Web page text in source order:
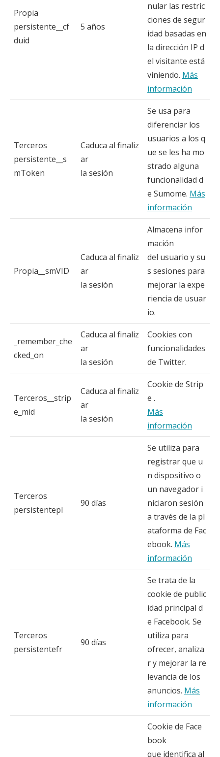
Propia
persistente__cf
duid
5 años
nular las restric
ciones de segur
idad basadas en
la dirección IP d
el visitante está
viniendo. Más
información
Terceros
persistente__s
mToken
Caduca al finaliz
ar
la sesión
Se usa para
diferenciar los
usuarios a los q
ue se les ha mo
strado alguna
funcionalidad d
e Sumome. Más
información
Propia__smVID
Caduca al finaliz
ar
la sesión
Almacena infor
mación
del usuario y su
s sesiones para
mejorar la expe
riencia de usuar
io.
_remember_che
cked_on
Caduca al finaliz
ar
la sesión
Cookies con
funcionalidades
de Twitter.
Terceros__strip
e_mid
Caduca al finaliz
ar
la sesión
Cookie de Strip
e .
Más
información
Terceros
persistentepl
90 días
Se utiliza para
registrar que u
n dispositivo o
un navegador i
niciaron sesión
a través de la pl
ataforma de Fac
ebook. Más
información
Terceros
persistentefr
90 días
Se trata de la
cookie de public
idad principal d
e Facebook. Se
utiliza para
ofrecer, analiza
r y mejorar la re
levancia de los
anuncios. Más
información
Cookie de Face
book
que identifica al